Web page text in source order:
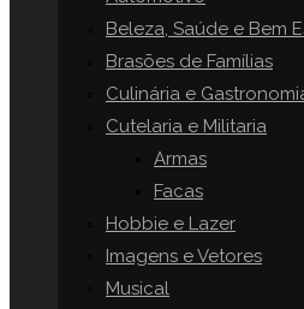
Beleza, Saúde e Bem
Brasões de Famílias
Culinária e
Cutelaria e Militaria
Armas
Facas
Hobbie e Lazer
Imagens e Vetores
Musical